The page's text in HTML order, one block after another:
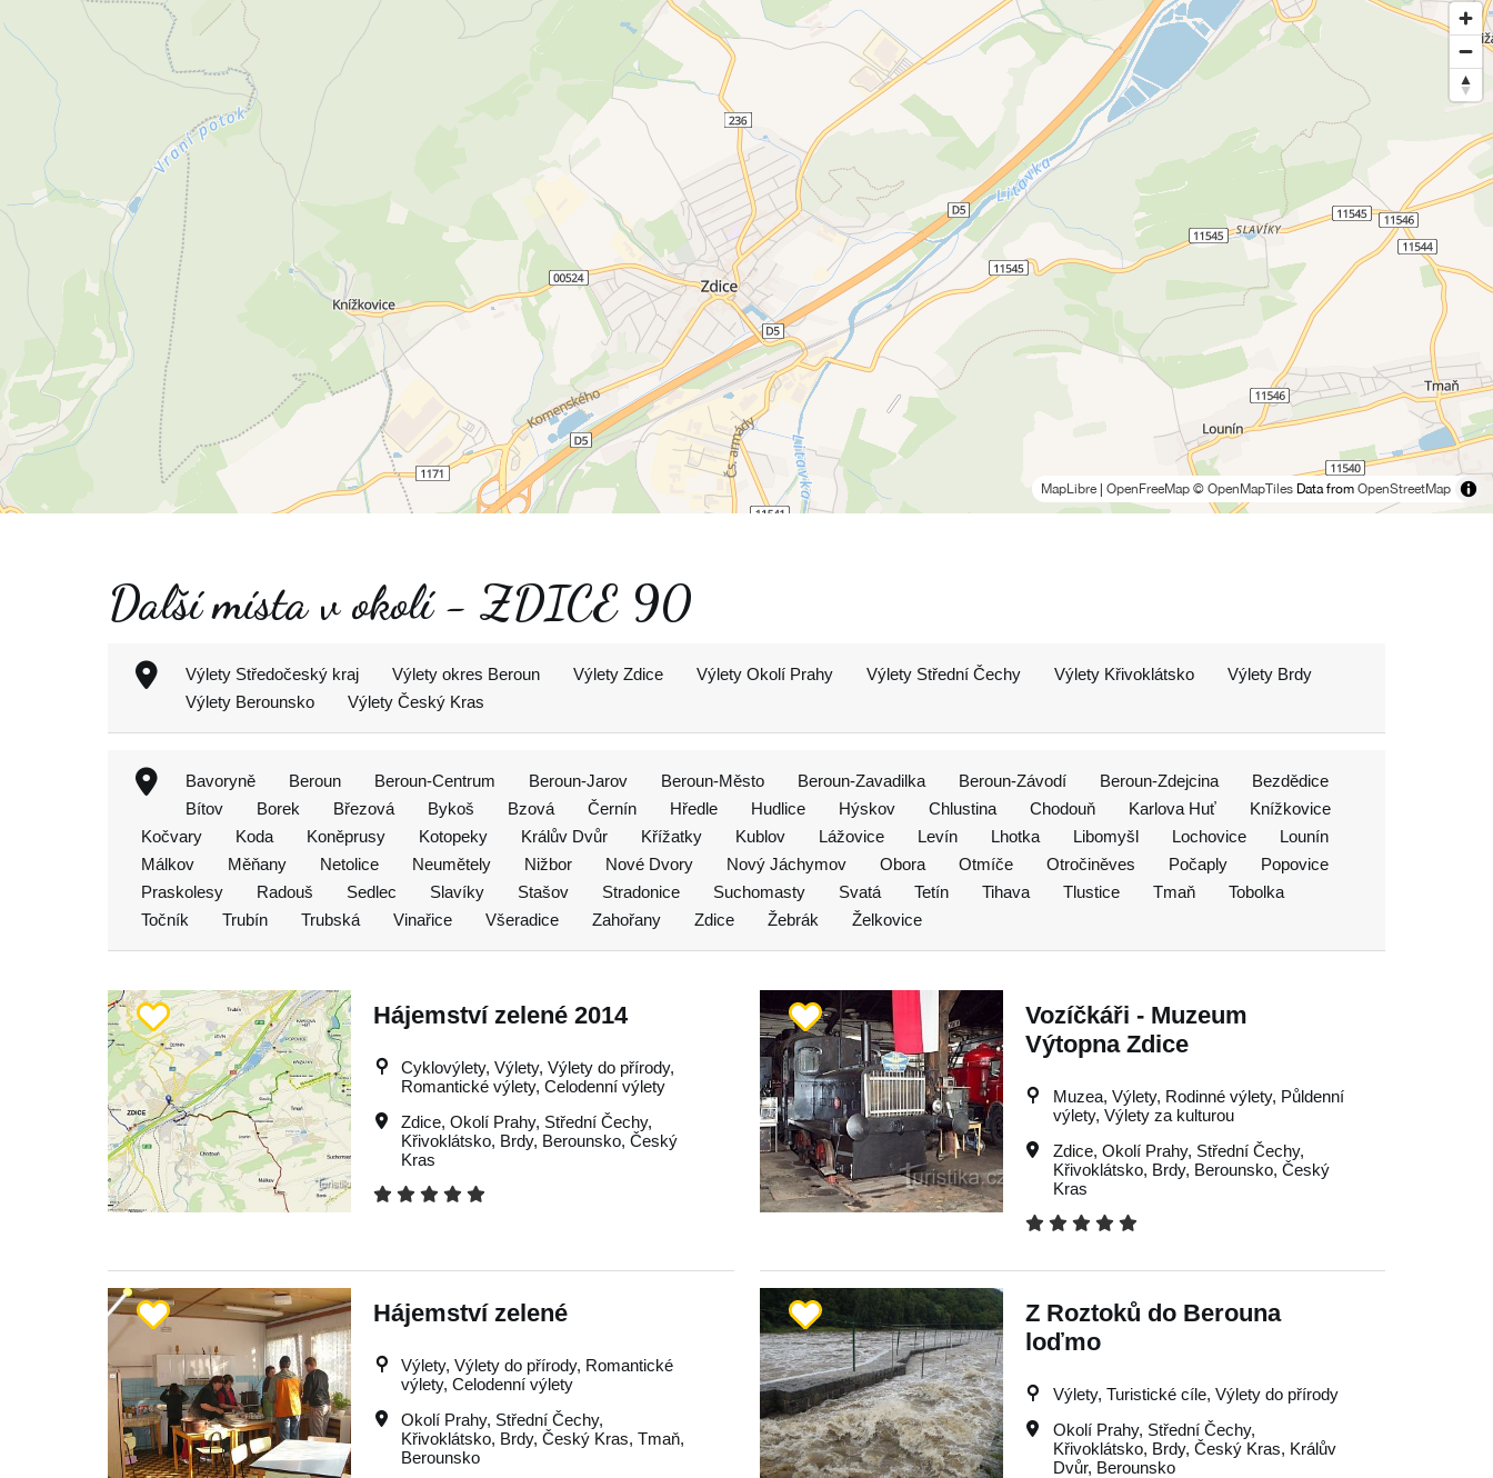
MapLibre OpenFreeMap © OpenMapTiles Data from OpenStreetMap
Další místa v okolí - ZDICE 90
Výlety Středočeský kraj Výlety okres Beroun Výlety Zdice Výlety Okolí Prahy Výlety Střední Čechy Výlety Křivoklátsko
Výlety Brdy
Výlety Berounsko
Výlety Český Kras
Bavoryně Beroun Beroun-Centrum Beroun-Jarov Beroun-Město Beroun-Zavadilka Beroun-Závodí Beroun-Zdejcina
Bezdědice
Bítov
Borek Březová Bykoš Bzová Černín Hředle Hudlice Hýskov Chlustina Chodouň Karlova Huť
Knížkovice
Kočvary
Koda Koněprusy Kotopeky Králův Dvůr Křížatky Kublov Lážovice Levín Lhotka Libomyšl Lochovice
Lounín
Málkov
Měňany Netolice Neumětely Nižbor Nové Dvory Nový Jáchymov Obora Otmíče Otročiněves Počaply
Popovice
Praskolesy
Radouš Sedlec Slavíky Stašov Stradonice Suchomasty Svatá Tetín Tihava Tlustice Tmaň
Tobolka
Točník
Trubín Trubská Vinařice Všeradice Zahořany Zdice Žebrák Želkovice
Hájemství zelené 2014
Cyklovýlety, Výlety, Výlety do přírody,
Romantické výlety, Celodenní výlety
Zdice,Okolí Prahy, Střední Čechy,
Křivoklátsko, Brdy, Berounsko,Český
Kras
Vozíčkáři - Muzeum
Výtopna Zdice
Muzea, Výlety, Rodinné výlety, Půldenní
výlety, Výlety za kulturou
Zdice, Okolí Prahy, Střední Čechy,
Křivoklátsko, Brdy, Berounsko, Český
Kras
Hájemství zelené
Výlety, Výlety do přírody, Romantické
výlety, Celodenní výlety
Okolí Prahy, Střední Čechy,
Křivoklátsko, Brdy,Český Kras,Tmaň,
Berounsko
Z Roztoků do Berouna
loďmo
Výlety, Turistické cíle, Výlety do přírody
Okolí Prahy, Střední Čechy,
Křivoklátsko, Brdy, Český Kras, Králův
Dvůr, Berounsko